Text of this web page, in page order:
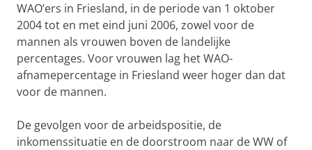
WAO’ers in Friesland, in de periode van 1 oktober
2004 tot en met eind juni 2006, zowel voor de
mannen als vrouwen boven de landelijke
percentages. Voor vrouwen lag het WAO-
afnamepercentage in Friesland weer hoger dan dat
voor de mannen.
De gevolgen voor de arbeidspositie, de
inkomenssituatie en de doorstroom naar de WW of